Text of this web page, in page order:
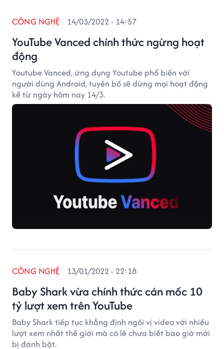
YouTube Vanced chính thức ngừng hoạt
động
CÔNG NGHỆ 14/03/2022 - 14:57
Youtube Vanced, ứng dụng Youtube phổ biến với
người dùng Android, tuyên bố sẽ dừng mọi hoạt động
kể từ ngày hôm nay 14/3.
Baby Shark vừa chính thức cán mốc 10
tỷ lượt xem trên YouTube
CÔNG NGHỆ 13/01/2022 - 22:18
Baby Shark tiếp tục khẳng định ngôi vị video với nhiều
lượt xem nhất thế giới mà có lẽ chưa biết bao giờ mới
bị đánh bật.